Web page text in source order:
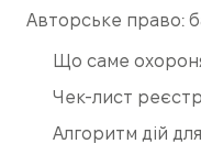
Авторське право:
Що саме
Чек-лист
Алгоритм дій